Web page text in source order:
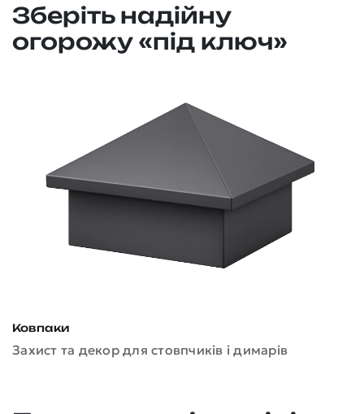
Зберіть надійну
огорожу «під ключ»
Ковпаки
Захист та декор для стовпчиків і димарів